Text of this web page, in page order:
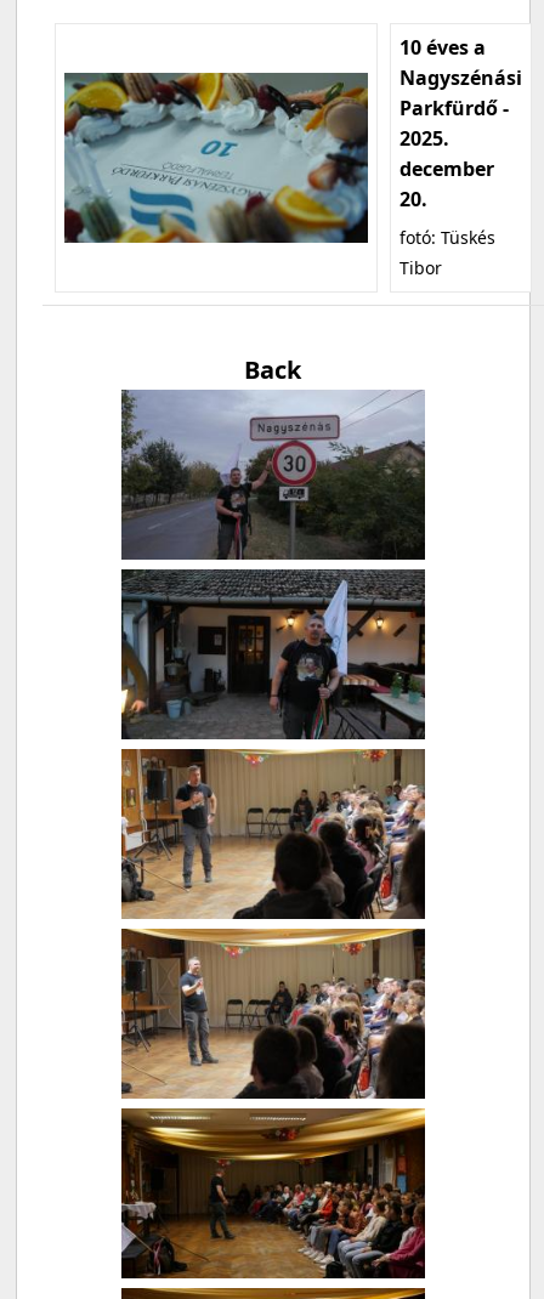
10 éves a
Nagyszénási
Parkfürdő -
2025.
december
20.
fotó: Tüskés
Tibor
Back